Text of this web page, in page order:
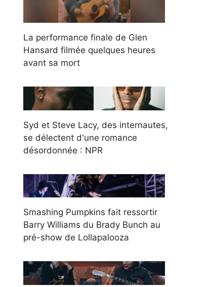
La performance finale de Glen
Hansard filmée quelques heures
avant sa mort
Syd et Steve Lacy, des internautes,
se délectent d'une romance
désordonnée : NPR
Smashing Pumpkins fait ressortir
Barry Williams du Brady Bunch au
pré-show de Lollapalooza